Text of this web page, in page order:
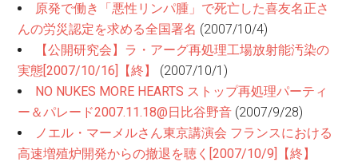
原発で働き「悪性リンパ腫」で死亡した喜友名正さ
んの労災認定を求める全国署名 (2007/10/4)
【公開研究会】ラ・アーグ再処理工場放射能汚染の
実態[2007/10/16]【終】
(2007/10/1)
NO NUKES MORE HEARTS ストップ再処理パーティ
ー＆パレード2007.11.18@日比谷野音 (2007/9/28)
ノエル・マーメルさん東京講演会 フランスにおける
高速増殖炉開発からの撤退を聴く[2007/10/9]【終】